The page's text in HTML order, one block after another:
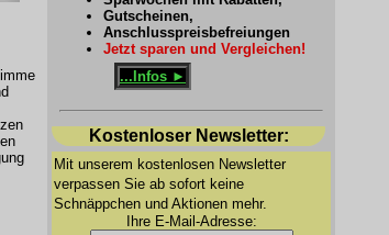
Gutscheinen,
Anschlusspreisbefreiungen
Jetzt sparen und Vergleichen!
...Infos ►
Kostenloser Newsletter:
Mit unserem kostenlosen Newsletter
verpassen Sie ab sofort keine
Schnäppchen und Aktionen mehr.
Ihre E-Mail-Adresse: